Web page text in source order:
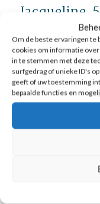
Om de beste ervaringen te
cookies om informatie over
in te stemmen met deze
surfgedrag of unieke ID's
geeft of uw toestemming
bepaalde functies en
Jacqueline,
met onze
AFSLANKEN,ERVARINGEN,
Jacqueline, 56 jaar,
programma met
"Met dit
begeleiding van